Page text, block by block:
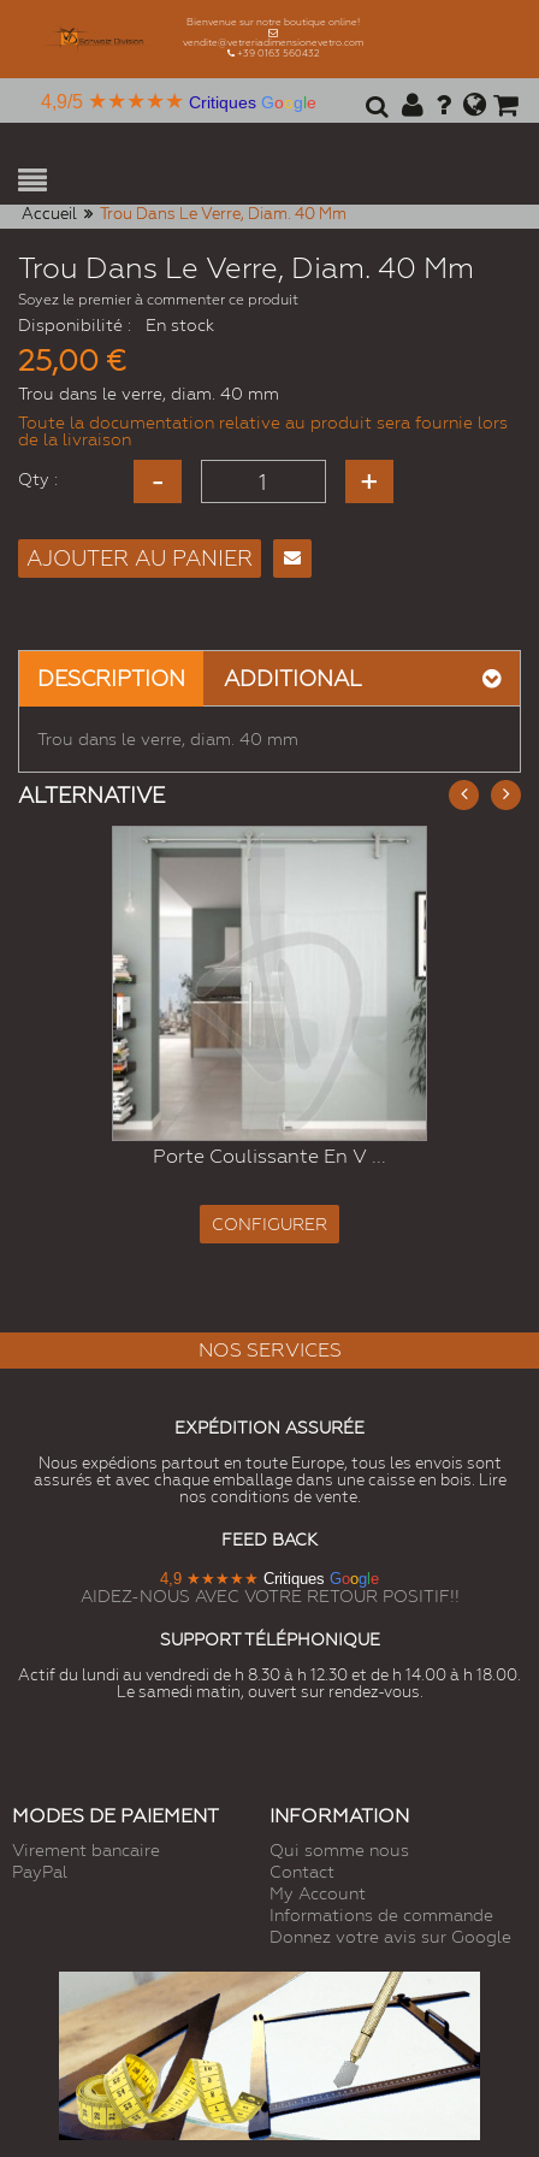
Bienvenue sur notre boutique online!
vendite@vetreriadimensionevetro.com
+39 0163 560432
4,9/5 ★★★★★ Critiques Google
Accueil Trou Dans Le Verre, Diam. 40 Mm
Trou Dans Le Verre, Diam. 40 Mm
Soyez le premier à commenter ce produit
Disponibilité : En stock
25,00 €
Trou dans le verre, diam. 40 mm
Toute la documentation relative au produit sera fournie lors
de la livraison
Qty :
AJOUTER AU PANIER
DESCRIPTION ADDITIONAL
Trou dans le verre, diam. 40 mm
ALTERNATIVE
Porte Coulissante En V ...
CONFIGURER
NOS SERVICES
EXPÉDITION ASSURÉE
Nous expédions partout en toute Europe, tous les envois sont
assurés et avec chaque emballage dans une caisse en bois. Lire
nos conditions de vente.
FEED BACK
4,9 ★★★★★ Critiques Goog e
AIDEZ-NOUS AVEC VOTRE RETOUR POSITIF!!
SUPPORT TÉLÉPHONIQUE
Actif du lundi au vendredi de h 8.30 à h 12.30 et de h 14.00 à h 18.00.
Le samedi matin, ouvert sur rendez-vous.
MODES DE PAIEMENT
Virement bancaire
PayPal
INFORMATION
Qui somme nous
Contact
My Account
Informations de commande
Donnez votre avis sur Google